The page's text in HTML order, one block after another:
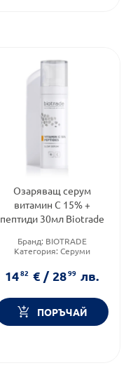
Озаряващ серум
витамин C 15% +
пептиди 30мл Biotrade
Бранд: BIOTRADE
Категория: Серуми
Дермокозметика
1482 € / 2899 лв.
ПОРЪЧАЙ